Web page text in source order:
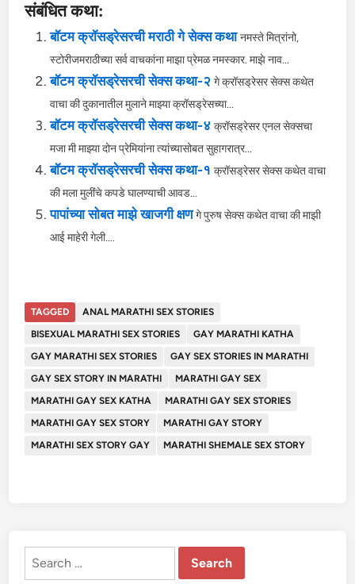
संबंधित कथा:
बॉटम क्रॉसड्रेसरची मराठी गे सेक्स कथा नमस्ते मित्रांनो,
स्टोरीजमराठीच्या सर्व वाचकांना माझा प्रेमळ नमस्कार. माझे नाव...
बॉटम क्रॉसड्रेसरची सेक्स कथा-२ गे क्रॉसड्रेसर सेक्स कथेत
वाचा की दुकानातील मुलाने माझ्या क्रॉसड्रेसच्या...
बॉटम क्रॉसड्रेसरची सेक्स कथा-४ क्रॉसड्रेसर एनल सेक्सचा
मजा मी माझ्या दोन प्रेमियांना त्यांच्यासोबत सुहागरात्र...
बॉटम क्रॉसड्रेसरची सेक्स कथा-१ क्रॉसड्रेसर सेक्स कथेत वाचा
की मला मुलींचे कपडे घालण्याची आवड...
पापांच्या सोबत माझे खाजगी क्षण गे पुरुष सेक्स कथेत वाचा की माझी
आई माहेरी गेली....
TAGGED
ANAL MARATHI SEX STORIES
BISEXUAL MARATHI SEX STORIES
GAY MARATHI KATHA
GAY MARATHI SEX STORIES
GAY SEX STORIES IN MARATHI
GAY SEX STORY IN MARATHI
MARATHI GAY SEX
MARATHI GAY SEX KATHA
MARATHI GAY SEX STORIES
MARATHI GAY SEX STORY
MARATHI GAY STORY
MARATHI SEX STORY GAY
MARATHI SHEMALE SEX STORY
Search